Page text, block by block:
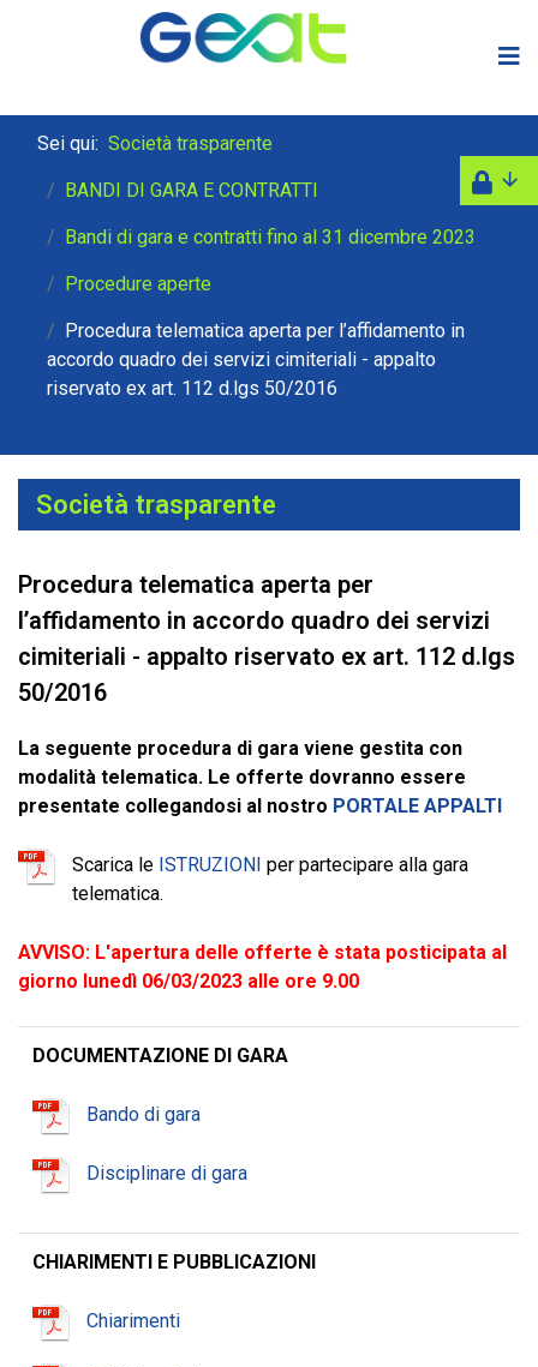
Sei qui: Società trasparente
BANDI DI GARA E CONTRATTI
Bandi di gara e contratti fino al 31 dicembre 2023
Procedure aperte
Procedura telematica aperta per l’affidamento in
accordo quadro dei servizi cimiteriali - appalto
riservato ex art. 112 d.lgs 50/2016
Società trasparente
Procedura telematica aperta per
l’affidamento in accordo quadro dei servizi
cimiteriali - appalto riservato ex art. 112 d.lgs
50/2016
La seguente procedura di gara viene gestita con
modalità telematica. Le offerte dovranno essere
presentate collegandosi al nostro PORTALE APPALTI
Scarica le ISTRUZIONI per partecipare alla gara
telematica.
AVVISO: L'apertura delle offerte è stata posticipata al
giorno lunedì 06/03/2023 alle ore 9.00
DOCUMENTAZIONE DI GARA
Bando di gara
Disciplinare di gara
CHIARIMENTI E PUBBLICAZIONI
Chiarimenti